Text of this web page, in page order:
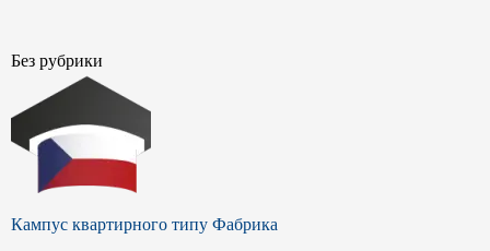
Без рубрики
Кампус квартирного типу Фабрика